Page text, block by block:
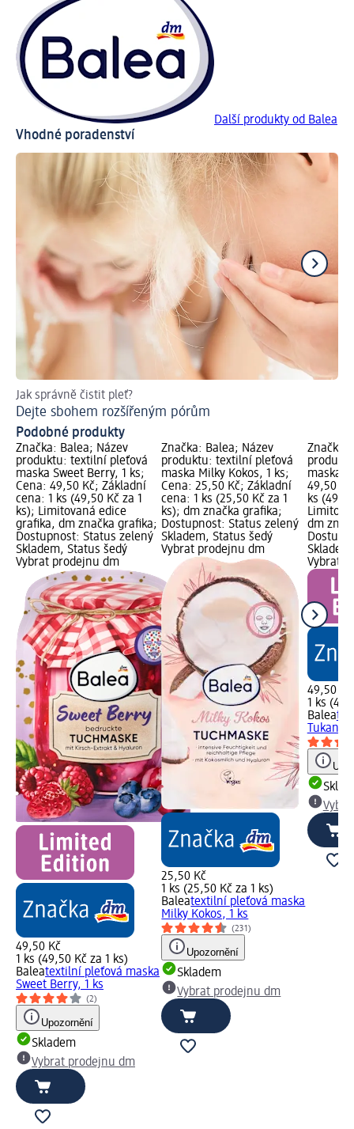
Další produkty od Balea
Vhodné poradenství
Jak správně čistit pleť?
Dejte sbohem rozšířeným pórům
Podobné produkty
Značka: Balea; Název
produktu: textilní pleťová
maska Sweet Berry, 1 ks;
Cena: 49,50 Kč; Základní
cena: 1 ks (49,50 Kč za 1
ks); Limitovaná edice
grafika, dm značka grafika;
Dostupnost: Status zelený
Skladem, Status šedý
Vybrat prodejnu dm
49,50 Kč
1 ks (49,50 Kč za 1 ks)
Baleatextilní pleťová maska
Sweet Berry, 1 ks
(2)
Upozornění
Skladem
Vybrat prodejnu dm
Značka: Balea; Název
produktu: textilní pleťová
maska Milky Kokos, 1 ks;
Cena: 25,50 Kč; Základní
cena: 1 ks (25,50 Kč za 1
ks); dm značka grafika;
Dostupnost: Status zelený
Skladem, Status šedý
Vybrat prodejnu dm
25,50 Kč
1 ks (25,50 Kč za 1 ks)
Baleatextilní pleťová maska
Milky Kokos, 1 ks
(231)
Upozornění
Skladem
Vybrat prodejnu dm
Značka:
maska
49,50
ks
dm
Vybrat
49,50 Kč
1 ks
Balea
Tukan,